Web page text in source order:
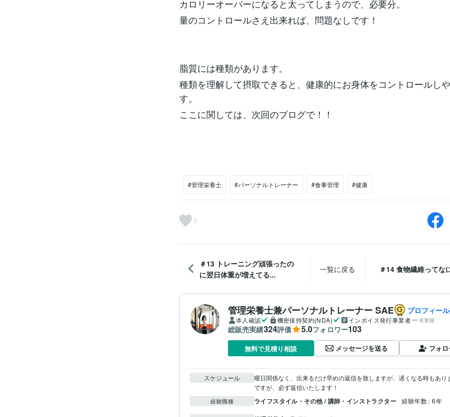
カロリーオーバーになると太ってしまうので、必要分。
量のコントロールさえ出来れば、問題なしです！
脂質には種類があります。
種類を理解して摂取できると、健康的にお身体をコントロールし
す。
ここに関しては、次回のブログで！！
#管理栄養士 #パーソナルトレーナー #食事管理 #健康
9
＃13 トレーニング頑張ったの
に翌日体重が増えてる...
一覧に戻る ＃14 食物繊維ってな
管理栄養士兼パーソナルトレーナー SAE プロフィー
本人確認 機密保持契約(NDA) インボイス発行事業者 未登録
総販売実績324評価 5.0フォロワー103
無料で見積り相談 メッセージを送る フォ
スケジュール
曜日関係なく、出来るだけ早めの返信を致しますが、遅くなる時もあり
ですが、必ず返信いたします！
経験職種 ライフスタイル・その他 / 講師・インストラクター 経験年数 : 6年